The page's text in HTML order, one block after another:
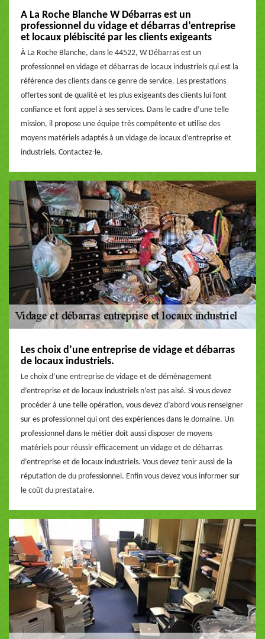
A La Roche Blanche W Débarras est un
professionnel du vidage et débarras d’entreprise
et locaux plébiscité par les clients exigeants
À La Roche Blanche, dans le 44522, W Débarras est un
professionnel en vidage et débarras de locaux industriels qui est la
référence des clients dans ce genre de service. Les prestations
offertes sont de qualité et les plus exigeants des clients lui font
confiance et font appel à ses services. Dans le cadre d’une telle
mission, il propose une équipe très compétente et utilise des
moyens matériels adaptés à un vidage de locaux d’entreprise et
industriels. Contactez-le.
Les choix d’une entreprise de vidage et débarras
de locaux industriels.
Le choix d’une entreprise de vidage et de déménagement
d’entreprise et de locaux industriels n’est pas aisé. Si vous devez
procéder à une telle opération, vous devez d’abord vous renseigner
sur es professionnel qui ont des expériences dans le domaine. Un
professionnel dans le métier doit aussi disposer de moyens
matériels pour réussir efficacement un vidage et de débarras
d’entreprise et de locaux industriels. Vous devez tenir aussi de la
réputation de du professionnel. Enfin vous devez vous informer sur
le coût du prestataire.